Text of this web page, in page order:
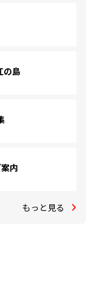
の島
内
もっと見る